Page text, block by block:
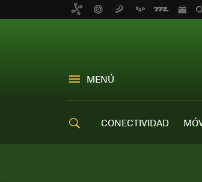
MENÚ
CONECTIVIDAD